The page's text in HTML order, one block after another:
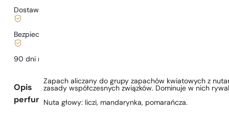
Dostawa już
Bezpieczne zakupy i płatności
90 dni na
Opis
perfum
Zapach aliczany do grupy zapachów kwiatowych z
zasady współczesnych związków. Dominuje w nich
Nuta głowy: liczi, mandarynka, pomarańcza.